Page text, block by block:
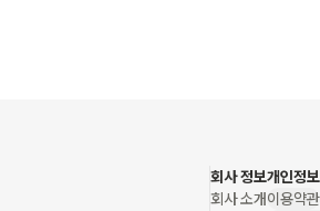
회사 정보
회사 소개
개인정보
이용약관